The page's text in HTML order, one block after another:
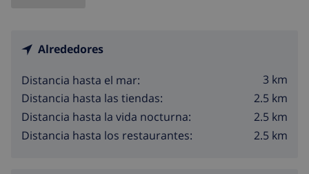
Alrededores
Distancia hasta el mar:
3 km
Distancia hasta las tiendas:
2.5 km
Distancia hasta la vida nocturna:
2.5 km
Distancia hasta los restaurantes:
2.5 km